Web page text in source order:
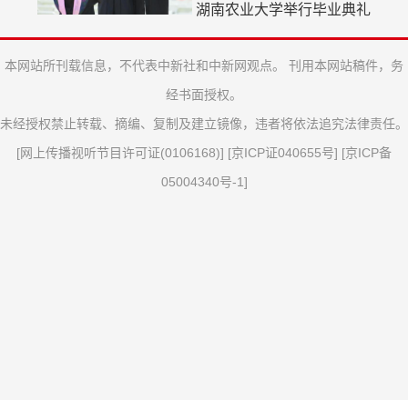
湖南农业大学举行毕业典礼
本网站所刊载信息，不代表中新社和中新网观点。 刊用本网站稿件，务
经书面授权。
未经授权禁止转载、摘编、复制及建立镜像，违者将依法追究法律责任。
[网上传播视听节目许可证(0106168)] [京ICP证040655号] [京ICP备
05004340号-1]